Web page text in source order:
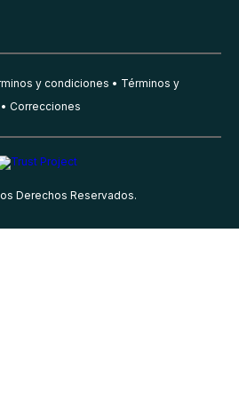
y condiciones
Términos y
Correcciones
Derechos Reservados.